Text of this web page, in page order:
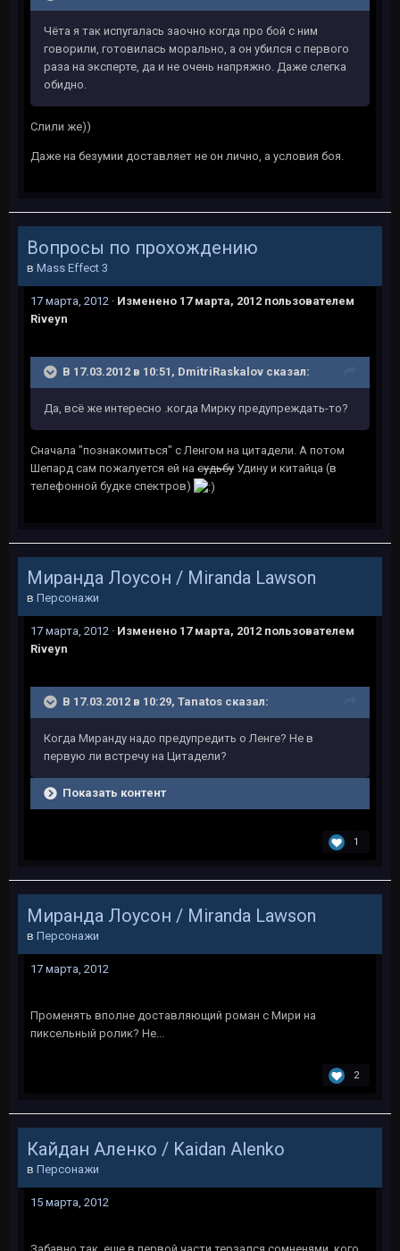
Чёта я так испугалась заочно когда про бой с ним
говорили, готовилась морально, а он убился с первого
раза на эксперте, да и не очень напряжно. Даже слегка
обидно.
Слили же))
Даже на безумии доставляет не он лично, а условия боя.
Вопросы по прохождению
в Mass Effect 3
17 марта, 2012 · Изменено 17 марта, 2012 пользователем
Riveyn
В 17.03.2012 в 10:51, DmitriRaskalov сказал:
Да, всё же интересно .когда Мирку предупреждать-то?
Сначала "познакомиться" с Ленгом на цитадели. А потом
Шепард сам пожалуется ей на судьбу Удину и китайца (в
телефонной будке спектров)
Миранда Лоусон / Miranda Lawson
в Персонажи
17 марта, 2012 · Изменено 17 марта, 2012 пользователем
Riveyn
В 17.03.2012 в 10:29, Tanatos сказал:
Когда Миранду надо предупредить о Ленге? Не в
первую ли встречу на Цитадели?
Показать контент
1
Миранда Лоусон / Miranda Lawson
в Персонажи
17 марта, 2012
Променять вполне доставляющий роман с Мири на
пиксельный ролик? Не...
2
Кайдан Аленко / Kaidan Alenko
в Персонажи
15 марта, 2012